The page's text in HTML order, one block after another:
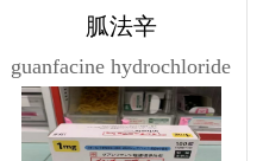
胍法辛
guanfacine hydrochloride